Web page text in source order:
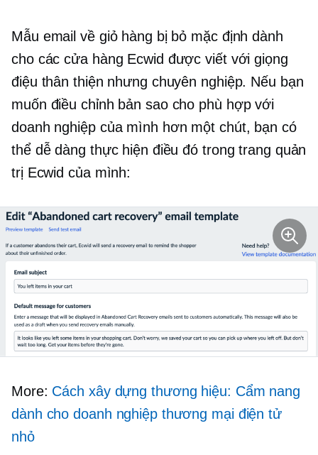
Mẫu email về giỏ hàng bị bỏ mặc định dành
cho các cửa hàng Ecwid được viết với giọng
điệu thân thiện nhưng chuyên nghiệp. Nếu bạn
muốn điều chỉnh bản sao cho phù hợp với
doanh nghiệp của mình hơn một chút, bạn có
thể dễ dàng thực hiện điều đó trong trang quản
trị Ecwid của mình:
More: Cách xây dựng thương hiệu: Cẩm nang
dành cho doanh nghiệp thương mại điện tử
nhỏ